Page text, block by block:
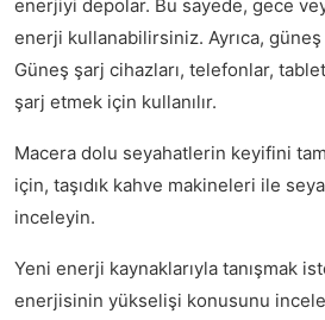
enerjiyi depolar. Bu sayede, gece
enerji kullanabilirsiniz. Ayrıca,
Güneş şarj cihazları, telefonlar,
şarj etmek için kullanılır.
Macera dolu seyahatlerin keyifini
için, taşıdık kahve makineleri ile
inceleyin.
Yeni enerji kaynaklarıyla tanışmak
enerjisinin yükselişi konusunu